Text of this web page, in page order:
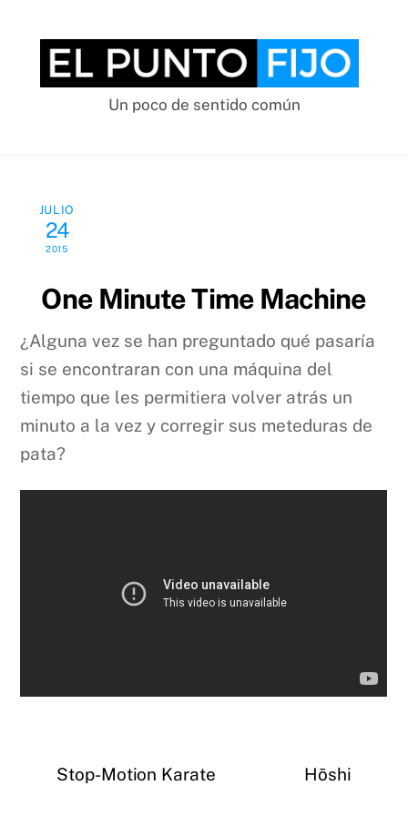
content
Un poco de sentido común
JULIO
24
2015
One Minute Time Machine
¿Alguna vez se han preguntado qué pasaría
si se encontraran con una máquina del
tiempo que les permitiera volver atrás un
minuto a la vez y corregir sus meteduras de
pata?
Stop-Motion Karate Hōshi